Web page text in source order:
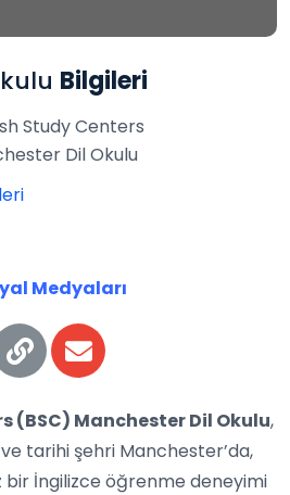
Bilgileri
Medyaları
(BSC) Manchester Dil Okulu,
ve tarihi şehri Manchester’da,
İngilizce öğrenme deneyimi